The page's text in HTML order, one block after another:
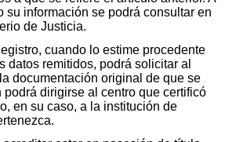
su información se podrá consultar en
de Justicia.
cuando lo estime procedente
datos remitidos, podrá solicitar al
documentación original de que se
podrá dirigirse al centro que certificó
en su caso, a la institución de